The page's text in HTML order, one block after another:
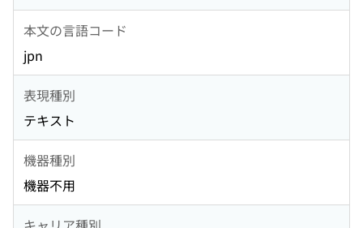
本文の言語コード
jpn
表現種別
テキスト
機器種別
機器不用